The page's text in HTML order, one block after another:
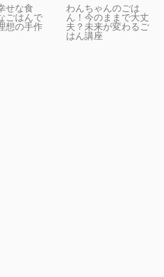
せな食
ごはんで
想の手作
わんちゃんのごは
ん！今のままで大丈
夫？未来が変わるご
はん講座